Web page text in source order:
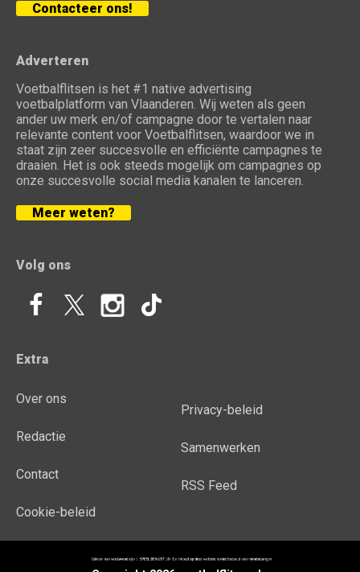
Contacteer ons!
Adverteren
Voetbalflitsen is het #1 native advertising
voetbalplatform van Vlaanderen. Wij weten als geen
ander uw merk en/of campagne door te vertalen naar
relevante content voor Voetbalflitsen, waardoor we in
staat zijn zeer succesvolle en efficiënte campagnes te
draaien. Het is ook steeds mogelijk om campagnes op
onze succesvolle social media kanalen te lanceren.
Meer weten?
Volg ons
Extra
Over ons
Redactie
Contact
Cookie-beleid
Privacy-beleid
Samenwerken
RSS Feed